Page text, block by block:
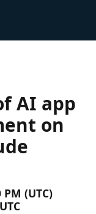
AI app
on
(UTC)